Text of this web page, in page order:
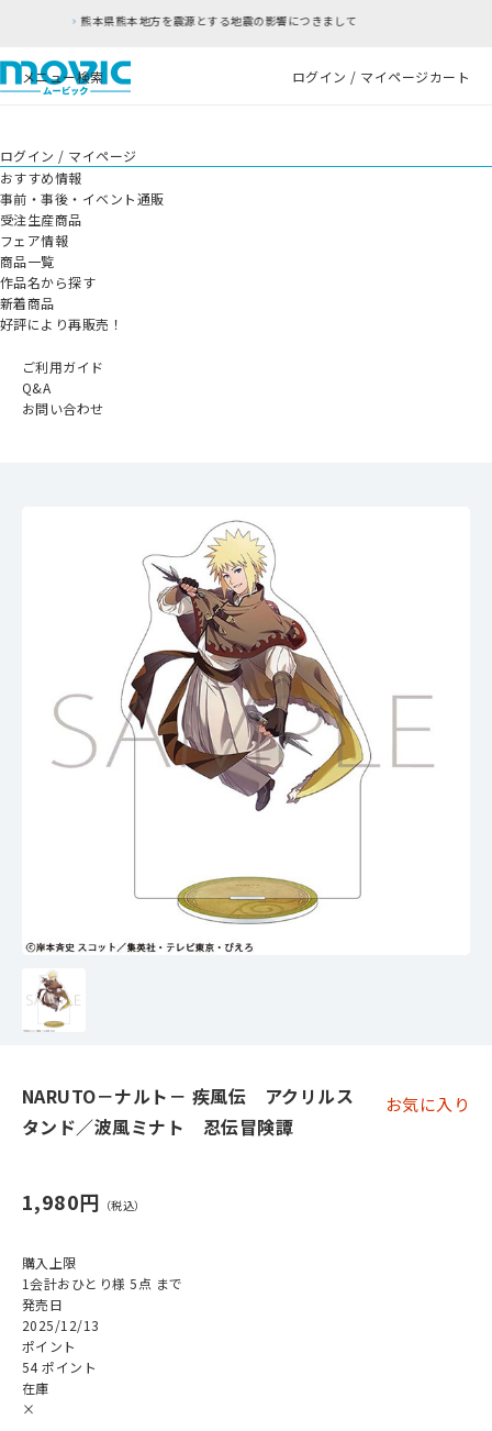
源とする地震の影響につきまして
メニュー検索 ログイン / マイページカート
ログイン / マイページ
おすすめ情報
事前・事後・イベント通販
受注生産商品
フェア情報
商品一覧
作品名から探す
新着商品
好評により再販売！
ご利用ガイド
Q&A
お問い合わせ
NARUTO－ナルト－ 疾風伝 アクリルス
タンド／波風ミナト 忍伝冒険譚
お気に入り
1,980円
購入上限
1会計おひとり様 5点 まで
発売日
2025/12/13
ポイント
54 ポイント
在庫
×